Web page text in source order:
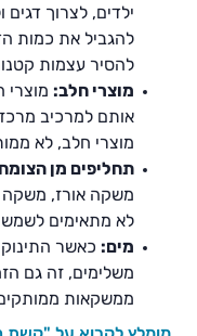
ילדים, לצרוך דגים
להגביל את כמות
להסיר עצמות
מוצרי חלב: מוצרי
אותם למרכיב
מוצרי חלב, לא
תחליפים מן
משקה אורז, משקה
לא מתאימים לשמש
מים: כאשר התינוק
משלימים, זה גם
ממשקאות